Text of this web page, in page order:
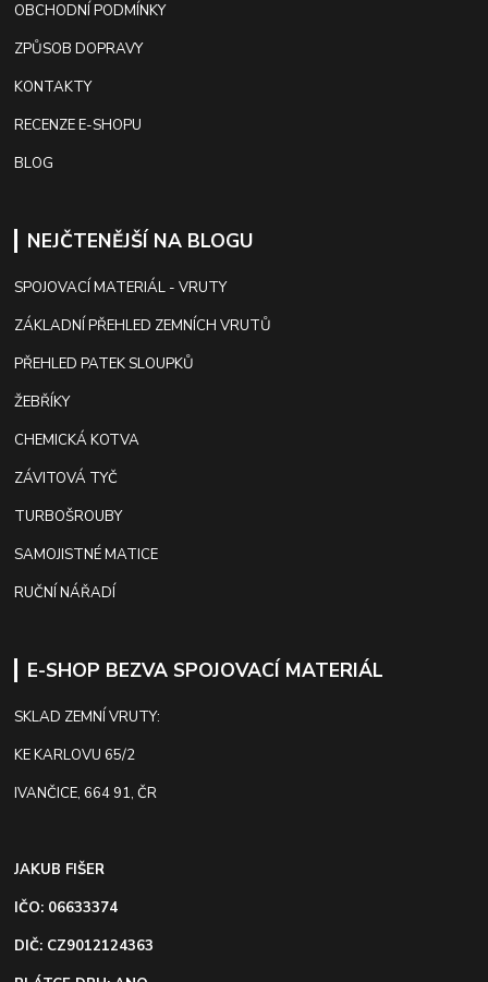
OBCHODNÍ PODMÍNKY
ZPŮSOB DOPRAVY
KONTAKTY
RECENZE E-SHOPU
BLOG
NEJČTENĚJŠÍ NA BLOGU
SPOJOVACÍ MATERIÁL - VRUTY
ZÁKLADNÍ PŘEHLED ZEMNÍCH VRUTŮ
PŘEHLED PATEK SLOUPKŮ
ŽEBŘÍKY
CHEMICKÁ KOTVA
ZÁVITOVÁ TYČ
TURBOŠROUBY
SAMOJISTNÉ MATICE
RUČNÍ NÁŘADÍ
E-SHOP BEZVA SPOJOVACÍ MATERIÁL
SKLAD ZEMNÍ VRUTY:
KE KARLOVU 65/2
IVANČICE, 664 91, ČR
JAKUB FIŠER
IČO: 06633374
DIČ: CZ9012124363